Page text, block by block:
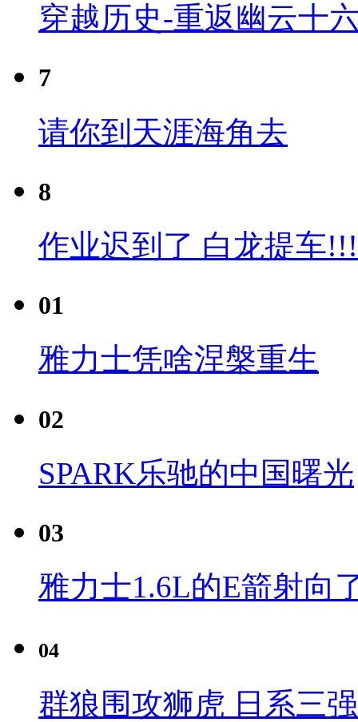
穿越历史-重返幽云十
7
请你到天涯海角去
8
作业迟到了 白龙提车
01
雅力士凭啥涅槃重生
02
SPARK乐驰的中国曙光
03
雅力士1.6L的E箭射向
04
群狼围攻狮虎 日系三